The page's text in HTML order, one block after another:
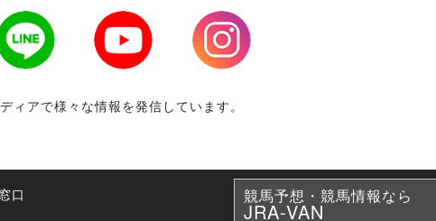
LINE Youtube
Instagram
ィアで様々な情報を発信しています。
口
競馬予想・競馬情報なら
JRA-VAN